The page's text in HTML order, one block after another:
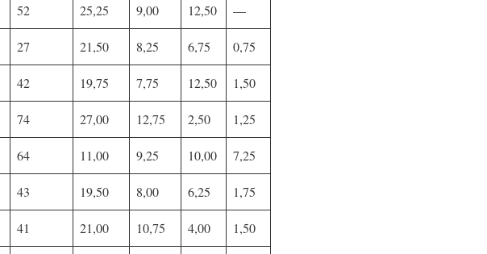
52 25,25 9,00 12,50 —
27 21,50 8,25 6,75 0,75
42 19,75 7,75 12,50 1,50
74 27,00 12,75 2,50 1,25
64 11,00 9,25 10,00 7,25
43 19,50 8,00 6,25 1,75
41 21,00 10,75 4,00 1,50